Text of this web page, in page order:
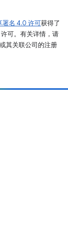
署名 4.0 许可获得了
可。有关详情，请
其关联公司的注册